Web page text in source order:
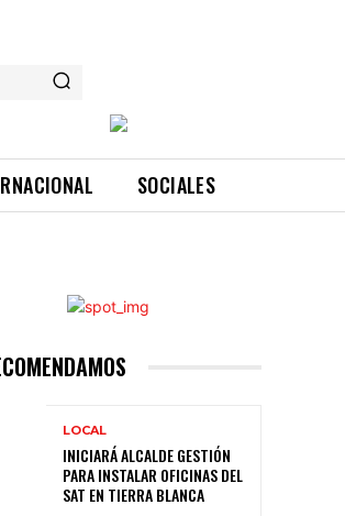
SOCIALES
LOCAL
INICIARÁ ALCALDE GESTIÓN
PARA INSTALAR OFICINAS DEL
SAT EN TIERRA BLANCA